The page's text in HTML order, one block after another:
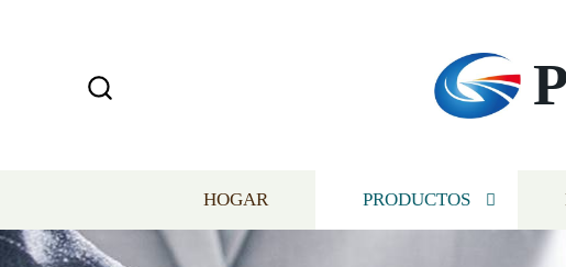
HOGAR PRODUCTOS